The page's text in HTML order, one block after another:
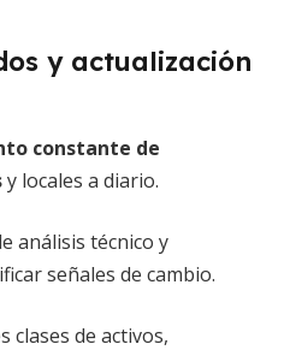
y actualización
constante de
y locales a diario.
análisis técnico y
señales de cambio.
clases de activos,